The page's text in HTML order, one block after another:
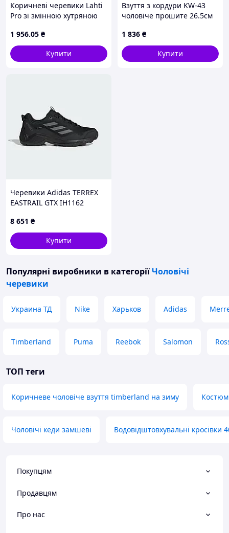
Коричневі черевики Lahti
Pro зі змінною хутряною
1 956.05 ₴
Купити
Взуття з кордури KW-43
чоловіче прошите 26.5см
1 836 ₴
Купити
Черевики Adidas TERREX
EASTRAIL GTX IH1162
8 651 ₴
Купити
Популярні виробники в категоріїЧоловічі
черевики
Украина ТД Nike Харьков Adidas
Timberland Puma Reebok Salomon
ТОП теги
Коричневе чоловіче взуття timberland на зиму Костюм
Чоловічі кеди замшеві Водовідштовхувальні кросівки
Покупцям
Продавцям
Про нас